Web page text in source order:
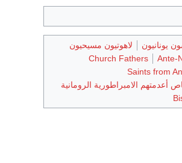
يونانيون
لاهوتيون مسيحيون
Ante-
Church Fathers
Saints from
أعدمتهم الامبراطورية الرومانية